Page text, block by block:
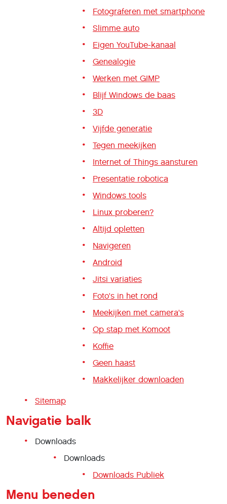
Fotograferen met smartphone
Slimme auto
Eigen YouTube-kanaal
Genealogie
Werken met GIMP
Blijf Windows de baas
3D
Vijfde generatie
Tegen meekijken
Internet of Things aansturen
Presentatie robotica
Windows tools
Linux proberen?
Altijd opletten
Navigeren
Android
Jitsi variaties
Foto's in het rond
Meekijken met camera's
Op stap met Komoot
Koffie
Geen haast
Makkelijker downloaden
Sitemap
Navigatie balk
Downloads
Downloads
Downloads Publiek
Menu beneden